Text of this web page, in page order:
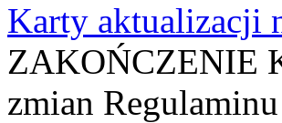
Karty aktualizacji
ZAKOŃCZENIE
zmian